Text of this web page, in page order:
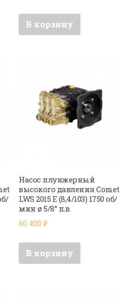
В корзину
Насос плунжерный
высокого давления Comet
LWS 2015 E (8,4/103) 1750 об/
мин ø 5/8” п.в.
60 400₽
В корзину